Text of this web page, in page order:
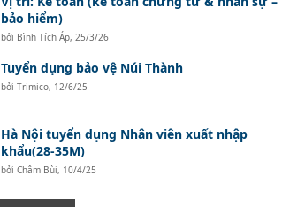
bảo hiểm)
bởi Bình Tích Áp, 25/3/26
Tuyển dụng bảo vệ Núi Thành
bởi Trimico, 12/6/25
Hà Nội tuyển dụng Nhân viên xuất nhập
khẩu(28-35M)
bởi Châm Bùi, 10/4/25